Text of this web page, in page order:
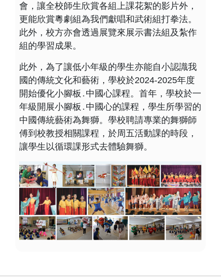
會，讓全校師生欣賞各組上課花絮的影片外，
更能欣賞粵劇組為我們獻唱和武術組打拳法。
此外，校方亦會透過展覽來展示書法組及紮作
組的學習成果。
此外，為了讓低小年級的學生亦能自小認識我
國的傳統文化和藝術，學校於2024-2025年度
開始優化小腳板․中國心課程。首年，學校於一
年級開展小腳板․中國心的課程，學生所學習的
中國傳統藝術為舞獅。學校聘請專業的舞獅師
傅到校教授相關課程，於周五活動課的時段，
讓學生以循環課形式去體驗舞獅。